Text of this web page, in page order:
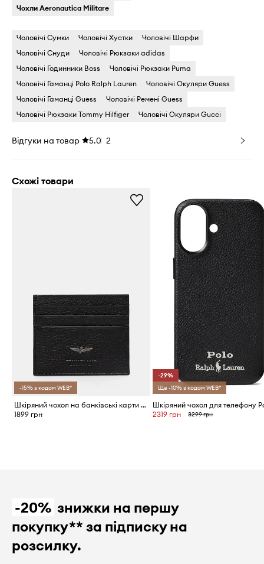
Чохли Aeronautica Militare
Чоловічі Сумки Чоловічі Хустки
Чоловічі Шарфи
Чоловічі Снуди
Чоловічі Рюкзаки adidas
Чоловічі Годинники Boss
Чоловічі Рюкзаки Puma
Чоловічі Гаманці Polo Ralph Lauren
Чоловічі Окуляри Guess
Чоловічі Гаманці Guess
Чоловічі Ремені Guess
Чоловічі Рюкзаки Tommy Hilfiger
Чоловічі Окуляри Gucci
Відгуки на товар 5.0 2
Схожі товари
-15% з кодом WEB*
Шкіряний чохол на банківські карти Aeronautica Militare
1899 грн
-29%
Ще -10% з кодом WEB*
2319 грн 3299 грн
-20% знижки на першу
покупку** за підписку на
розсилку.